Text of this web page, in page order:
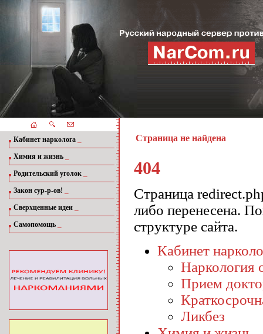
Кабинет нарколога
Химия и жизнь
Родительский уголок
Закон сур-р-ов!
Сверхценные идеи
Самопомощь
Страница не найдена
404
Страница
либо перенесена.
структуре сайта.
Кабинет
Наркология
Прием
Ликбез